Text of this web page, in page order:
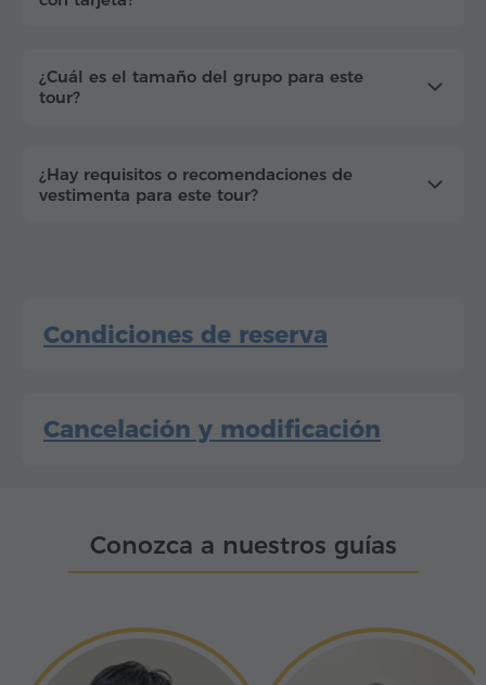
¿Cuál es el tamaño del grupo para este
tour?
¿Hay requisitos o recomendaciones de
vestimenta para este tour?
Condiciones de reserva
Cancelación y modificación
Conozca a nuestros guías